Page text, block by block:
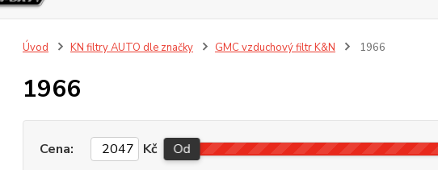
Úvod KN filtry AUTO dle značky GMC vzduchový filtr K&N 1966
1966
Cena: Kč Od